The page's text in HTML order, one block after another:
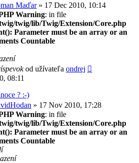
Maďar» 17 Dec 2010, 10:14
Warning: in file
twig/lib/Twig/Extension/Core.php
Parameter must be an array or an
Countable
od užívateľa ondrej
08:11
? :-)
» 17 Nov 2010, 17:28
Warning: in file
twig/lib/Twig/Extension/Core.php
Parameter must be an array or an
Countable